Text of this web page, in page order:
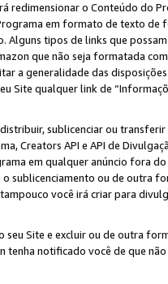
redimensionar o Conteúdo do
em formato de texto
Alguns tipos de links que
que não seja formatada
a generalidade das
Site qualquer link de
sublicenciar ou
Creators API e API de
em qualquer anúncio fora
o sublicenciamento ou de outra
você irá criar para
seu Site e excluir ou de outra
tenha notificado você de que